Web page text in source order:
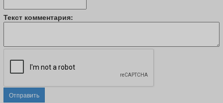
Текст комментария:
Отправить